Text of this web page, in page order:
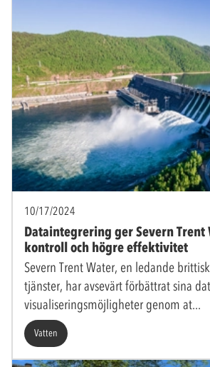
10/17/2024
Dataintegrering ger Severn Trent
kontroll och högre effektivitet
Severn Trent Water, en ledande
tjänster, har avsevärt förbättrat sina
visualiseringsmöjligheter genom at
Vatten